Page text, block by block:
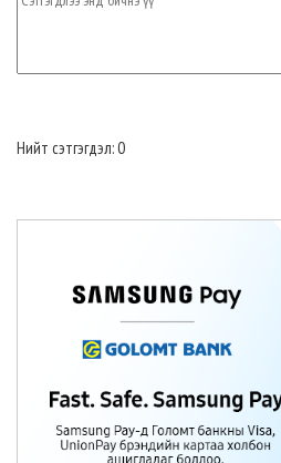
Нийт сэтгэгдэл: 0